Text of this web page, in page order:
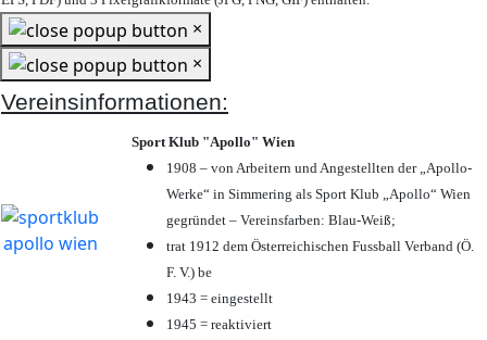
×
×
Vereinsinformationen:
Sport Klub "Apollo" Wien
1908 – von Arbeitern und Angestellten der „Apollo-
Werke“ in Simmering als Sport Klub „Apollo“ Wien
gegründet – Vereinsfarben: Blau-Weiß;
trat 1912 dem Österreichischen Fussball Verband (Ö.
F. V.) be
1943 = eingestellt
1945 = reaktiviert